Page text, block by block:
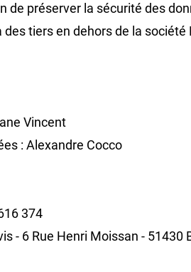
de préserver la sécurité des
tiers en dehors de la
Vincent
: Alexandre Cocco
374
- 6 Rue Henri Moissan - 51430